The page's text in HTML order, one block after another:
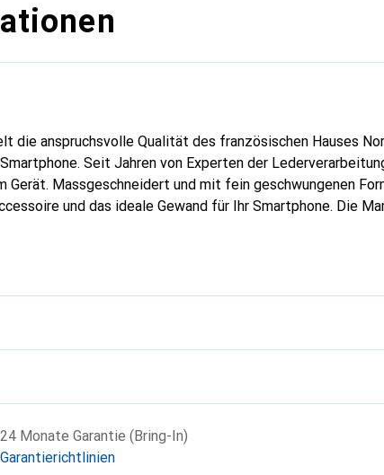
die anspruchsvolle Qualität des französischen Hauses
Seit Jahren von Experten der
Gerät. Massgeschneidert und mit fein geschwungenen
und das ideale Gewand für Ihr Smartphone. Die
24 Monate Garantie (Bring-In)
Garantierichtlinien